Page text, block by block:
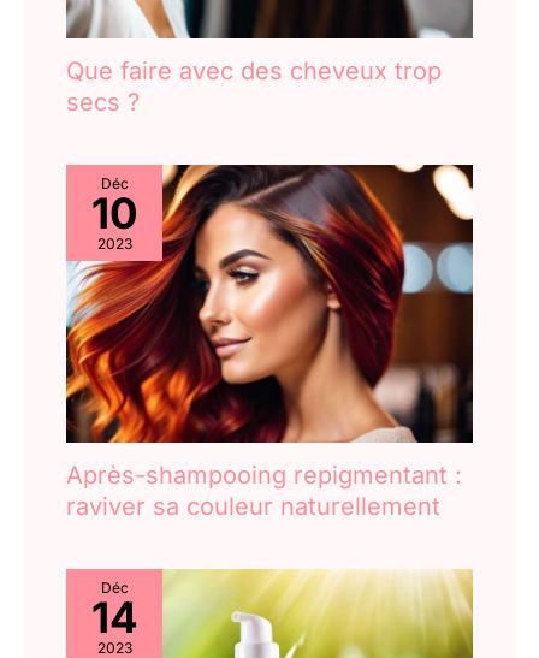
Que faire avec des cheveux trop
secs ?
Déc
10
2023
Après-shampooing repigmentant :
raviver sa couleur naturellement
Déc
14
2023